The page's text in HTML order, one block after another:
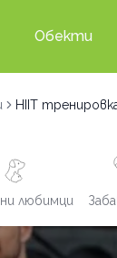
Обекти
HIIT
любимци